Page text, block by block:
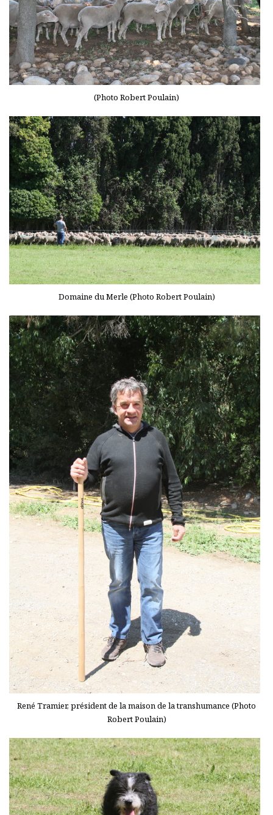
(Photo Robert Poulain)
Domaine du Merle (Photo Robert Poulain)
René Tramier, président de la maison de la transhumance (Photo
Robert Poulain)